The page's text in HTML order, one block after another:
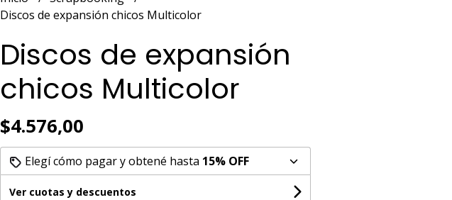
Discos de expansión chicos Multicolor
Discos de expansión
chicos Multicolor
$4.576,00
Elegí cómo pagar y obtené hasta 15% OFF
Ver cuotas y descuentos